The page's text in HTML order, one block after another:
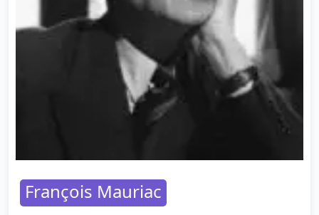
François Mauriac